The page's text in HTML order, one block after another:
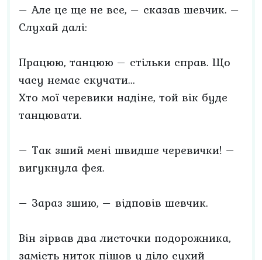
– Але це ще не все, – сказав шевчик. –
Слухай далі:
Працюю, танцюю – стільки справ. Що
часу немає скучати...
Хто мої черевики надіне, той вік буде
танцювати.
– Так зший мені швидше черевички! –
вигукнула фея.
– Зараз зшию, – відповів шевчик.
Він зірвав два листочки подорожника,
замість ниток пішов у діло сухий